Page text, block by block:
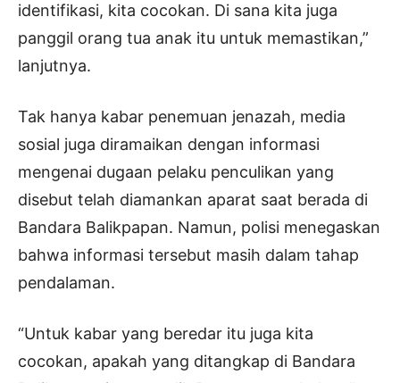
identifikasi, kita cocokan. Di sana kita juga
panggil orang tua anak itu untuk memastikan,”
lanjutnya.
Tak hanya kabar penemuan jenazah, media
sosial juga diramaikan dengan informasi
mengenai dugaan pelaku penculikan yang
disebut telah diamankan aparat saat berada di
Bandara Balikpapan. Namun, polisi menegaskan
bahwa informasi tersebut masih dalam tahap
pendalaman.
“Untuk kabar yang beredar itu juga kita
cocokan, apakah yang ditangkap di Bandara